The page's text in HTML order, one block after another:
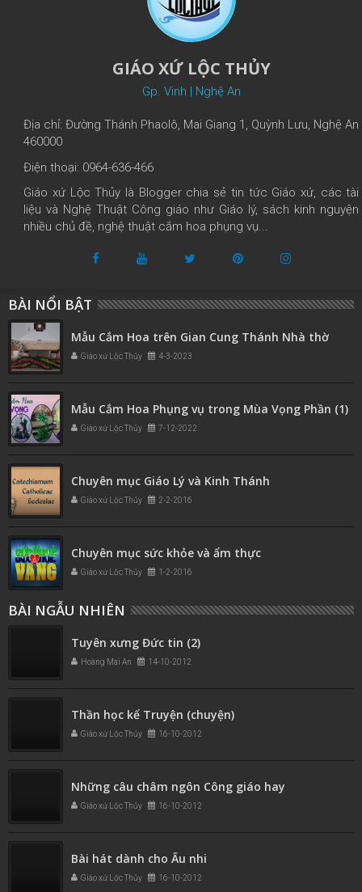
GIÁO XỨ LỘC THỦY
Gp. Vinh | Nghệ An
Địa chỉ: Đường Thánh Phaolô, Mai Giang 1, Quỳnh Lưu, Nghệ An
460000
Điện thoại: 0964-636-466
Giáo xứ Lộc Thủy là Blogger chia sẻ tin tức Giáo xứ, các tài
liệu và Nghệ Thuật Công giáo như Giáo lý, sách kinh nguyện
nhiều chủ đề, nghệ thuật cắm hoa phụng vụ...
BÀI NỔI BẬT
Mẫu Cắm Hoa trên Gian Cung Thánh Nhà thờ
Giáo xứ Lộc Thủy 4-3-2023
Mẫu Cắm Hoa Phụng vụ trong Mùa Vọng Phần (1)
Giáo xứ Lộc Thủy 7-12-2022
Chuyên mục Giáo Lý và Kinh Thánh
Giáo xứ Lộc Thủy 2-2-2016
Chuyên mục sức khỏe và ẩm thực
Giáo xứ Lộc Thủy 1-2-2016
BÀI NGẪU NHIÊN
Tuyên xưng Đức tin (2)
Hoàng Mai An 14-10-2012
Thần học kể Truyện (chuyện)
Giáo xứ Lộc Thủy 16-10-2012
Những câu châm ngôn Công giáo hay
Giáo xứ Lộc Thủy 16-10-2012
Bài hát dành cho Ấu nhi
Giáo xứ Lộc Thủy 16-10-2012